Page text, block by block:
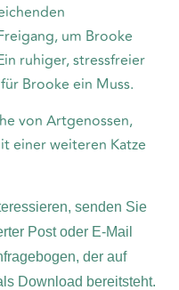
um Brooke
ruhiger, stressfreier
Brooke ein Muss.
von Artgenossen,
einer weiteren Katze
senden Sie
Post oder E-Mail
der auf
Download bereitsteht.